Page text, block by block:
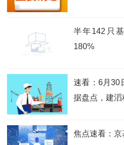
半年142只
180%
速看：6月30
据盘点，建
焦点速看：